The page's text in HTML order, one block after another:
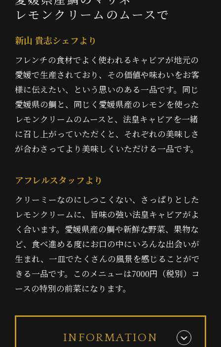
レモンクリームのムースで
新山 貴志シェフより
フレンチの食材でよく使われるキャビアが地元の
愛媛で生産されており、その価値や味わいをお客
様に伝えたい、という思いのある一品です。同じ
愛媛県の鯛と、同じく愛媛県産のレモンを使った
レモンクリームのムースと、法皇キャビアを一緒
に召し上がっていただくと、それぞれの美味しさ
が合わさってより美味しくいただける一品です。
アフレルスタッフより
クリーミーなのにしつこくない、さっぱりとした
レモンクリームに、旨味の強い法皇キャビアがよ
く合います。愛媛県産の鯛や新鮮な野菜、果物な
ど、食べ進める度にお口の中にいろんな出会いが
生まれ、一皿でたくさんの風景を感じることがで
きる一品です。このメニューは7000円（税別）コ
ースの特別の前菜になります。
INFORMATION